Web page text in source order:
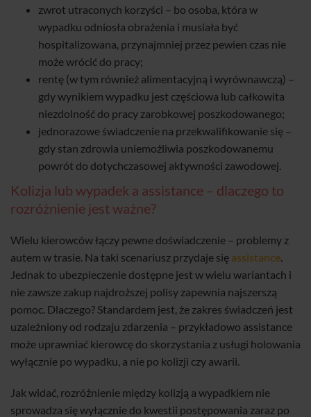
zwrot utraconych korzyści – bo osoba, która w
wypadku odniosła obrażenia i musiała być
hospitalizowana, przynajmniej przez pewien czas nie
może wrócić do pracy;
rentę (w tym również alimentacyjną i wyrównawczą) –
gdy wynikiem wypadku jest częściowa lub całkowita
niezdolność do pracy zarobkowej poszkodowanego;
jednorazowe świadczenie na przekwalifikowanie się –
gdy stan zdrowia uniemożliwia poszkodowanemu
powrót do dotychczasowej aktywności zawodowej.
Kolizja lub wypadek a assistance – dlaczego to
rozróżnienie jest ważne?
Wielu kierowców łączy pewne doświadczenie – problemy z
autem w trasie. Na taki scenariusz przydaje się assistance.
Jednak to ubezpieczenie dostępne jest w wielu wariantach i
nie zawsze zakup najdroższej polisy zapewnia najszerszą
pomoc. Dlaczego? Standardem jest, że zakres świadczeń jest
uzależniony od rodzaju zdarzenia – przykładowo assistance
może uprawniać kierowcę do skorzystania z usługi holowania
wyłącznie po wypadku, a nie po kolizji czy awarii.
Jak widać, rozróżnienie między kolizją a wypadkiem nie
sprowadza się wyłącznie do kwestii postępowania zaraz po